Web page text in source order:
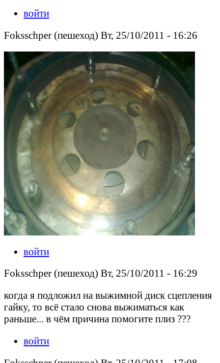
войти
Foksschper (пешеход) Вт, 25/10/2011 - 16:26
войти
Foksschper (пешеход) Вт, 25/10/2011 - 16:29
когда я подложил на выжимной диск сцепления
гайку, то всё стало снова выжиматься как
раньше... в чём причина помогите плиз ???
войти